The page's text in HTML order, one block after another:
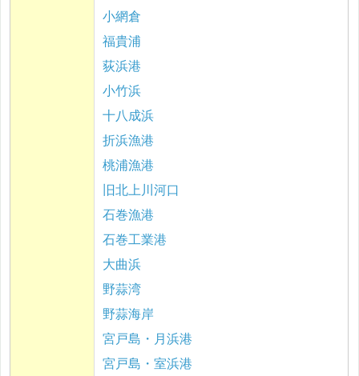
小網倉
福貴浦
荻浜港
小竹浜
十八成浜
折浜漁港
桃浦漁港
旧北上川河口
石巻漁港
石巻工業港
大曲浜
野蒜湾
野蒜海岸
宮戸島・月浜港
宮戸島・室浜港